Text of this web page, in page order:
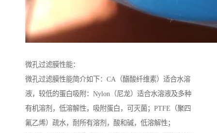
微孔过滤膜性能：
微孔过滤膜性能简介如下：CA（醋酸纤维素）适合水溶
液，较低的蛋白吸附：Nylon（尼龙）适合水溶液及多种
有机溶剂，低溶解性，吸附蛋白，可灭菌；PTFE（聚四
氟乙烯）疏水，耐所有溶剂，酸和碱，低溶解性；